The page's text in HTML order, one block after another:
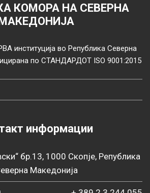
КОМОРА НА СЕВЕРНА
институција во Република Северна
по СТАНДАРДОТ ISO 9001:2015
информации
бр.13, 1000 Скопје, Република
Македонија